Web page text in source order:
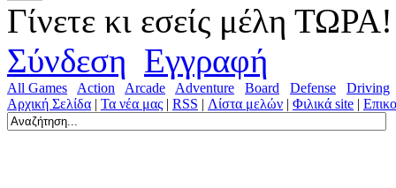
Γίνετε κι εσείς μέλη ΤΩΡΑ!
Σύνδεση Εγγραφή
All Games Action Arcade Adventure Board Defense
Driving
Αρχική Σελίδα | Τα νέα μας | RSS | Λίστα μελών | Φιλικά site |